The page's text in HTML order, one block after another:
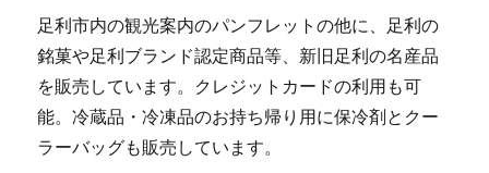
足利市内の観光案内のパンフレットの他に、足利の
銘菓や足利ブランド認定商品等、新旧足利の名産品
を販売しています。クレジットカードの利用も可
能。冷蔵品・冷凍品のお持ち帰り用に保冷剤とクー
ラーバッグも販売しています。